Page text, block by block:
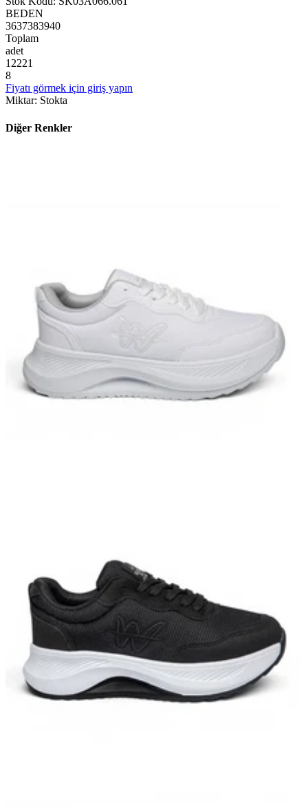
BEDEN
3637383940
Toplam
adet
12221
8
Fiyatı görmek için giriş yapın
Miktar: Stokta
Diğer Renkler